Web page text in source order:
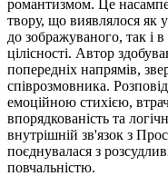
романтизмом. Це
твору, що виявлялося як
до зображуваного, так і в
цілісності. Автор
попередніх напрямів,
співрозмовника.
емоційною стихією,
впорядкованість та
внутрішній зв'язок з
поєднувалася з
повчальністю.